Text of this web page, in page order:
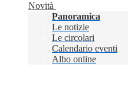
Novità
Panoramica
Le notizie
Le circolari
Calendario eventi
Albo online